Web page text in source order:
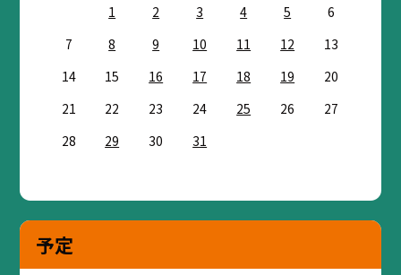
1 2 3 4 5
6
7
8 9 10 11 12
13
14
15 16 17 18 19
20
21
22 23 24 25 26
27
28
29 30 31
予定